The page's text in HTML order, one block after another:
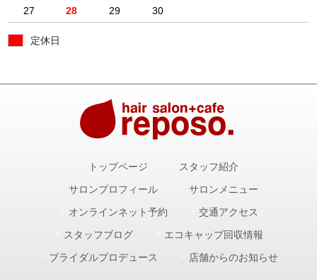
27
28 29 30
定休日
トップページ スタッフ紹介
サロンプロフィール サロンメニュー
オンラインネット予約 交通アクセス
スタッフブログ エコキャップ回収情報
ブライダルプロデュース 店舗からのお知らせ